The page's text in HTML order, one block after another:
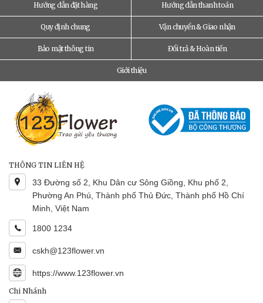
Hướng dẫn đặt hàng Hướng dẫn thanh toán
Quy định chung Vận chuyển & Giao nhận
Bảo mật thông tin Đổi trả & Hoàn tiền
Giới thiệu
THÔNG TIN LIÊN HỆ
33 Đường số 2, Khu Dân cư Sông Giồng, Khu phố 2,
Phường An Phú, Thành phố Thủ Đức, Thành phố Hồ Chí
Minh, Việt Nam
1800 1234
cskh@123flower.vn
https://www.123flower.vn
Chi Nhánh